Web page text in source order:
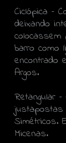
Ciclópica –
deixando
barro como
encontrado
Argos.
Retangular
justapostas
Simétricos.
Micenas.